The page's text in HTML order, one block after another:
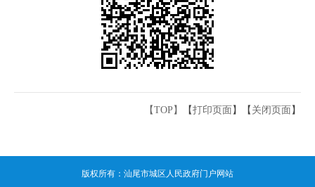
【TOP】 【打印页面 】【 关闭页面 】
版权所有：汕尾市城区人民政府门户网站